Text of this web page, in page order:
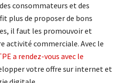
consommateurs et des
plus de proposer de bons
il faut les promouvoir et
activité commerciale. Avec le
a rendez-vous avec le
votre offre sur internet et